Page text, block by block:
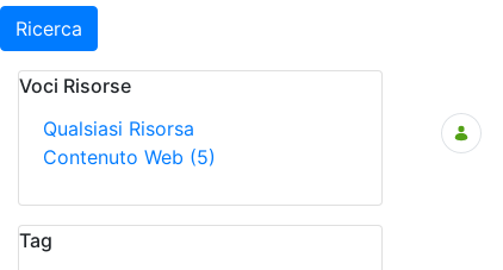
Ricerca
Voci Risorse
Qualsiasi Risorsa
Contenuto Web (5)
Tag
Ricerca